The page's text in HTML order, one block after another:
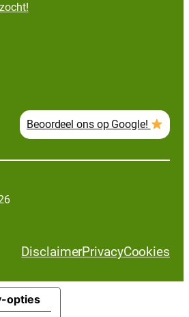
Beoordeel ons op Google!
DisclaimerPrivacyCookies
opties